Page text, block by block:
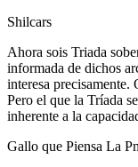
Shilcars
Ahora sois Triada
informada de dichos
interesa precisamente.
Pero el que la Tríada
inherente a la
Gallo que Piensa La